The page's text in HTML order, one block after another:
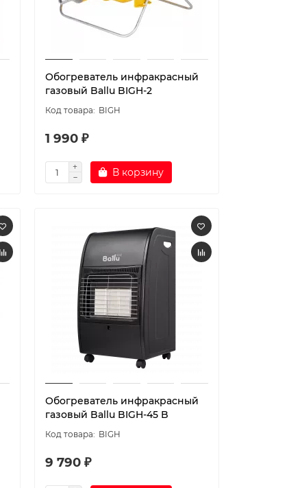
Обогреватель инфракрасный
газовый Ballu BIGH-2
BIGH
1 990 ₽
В корзину
Обогреватель инфракрасный
газовый Ballu BIGH-45 B
BIGH
9 790 ₽